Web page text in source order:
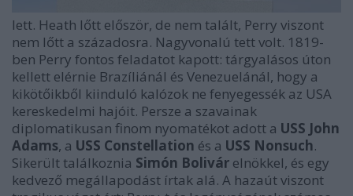
lett. Heath lőtt először, de nem talált, Perry viszont
nem lőtt a századosra. Nagyvonalú tett volt. 1819-
ben Perry fontos feladatot kapott: tárgyalásos úton
kellett elérnie Brazíliánál és Venezuelánál, hogy a
kikötőikből kiinduló kalózok ne fenyegessék az USA
kereskedelmi hajóit. Persze a szavainak
diplomatikusan finom nyomatékot adott a USS John
Adams, a USS Constellation és a USS Nonsuch.
Sikerült találkoznia Simón Bolivár elnökkel, és egy
kedvező megállapodást írtak alá. A hazaút viszont